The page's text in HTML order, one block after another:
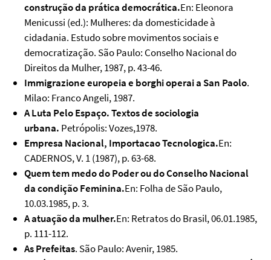
construção da prática democrática.En: Eleonora
Menicussi (ed.): Mulheres: da domesticidade à
cidadania. Estudo sobre movimentos sociais e
democratização. São Paulo: Conselho Nacional do
Direitos da Mulher, 1987, p. 43-46.
Immigrazione europeia e borghi operai a San Paolo.
Milao: Franco Angeli, 1987.
A Luta Pelo Espaço. Textos de sociologia
urbana. Petrópolis: Vozes,1978.
Empresa Nacional, Importacao Tecnologica.En:
CADERNOS, V. 1 (1987), p. 63-68.
Quem tem medo do Poder ou do Conselho Nacional
da condição Feminina.En: Folha de São Paulo,
10.03.1985, p. 3.
A atuação da mulher.En: Retratos do Brasil, 06.01.1985,
p. 111-112.
As Prefeitas. São Paulo: Avenir, 1985.